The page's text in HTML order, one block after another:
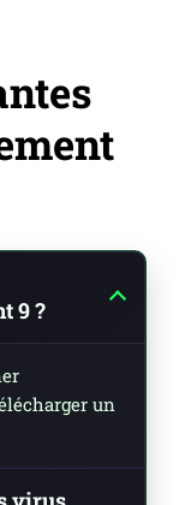
9 ?
un